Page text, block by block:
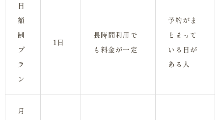
日
額
制
プ
ラ
ン
1日
長時間利用で
も料金が一定
予約がま
とまって
いる日が
ある人
月